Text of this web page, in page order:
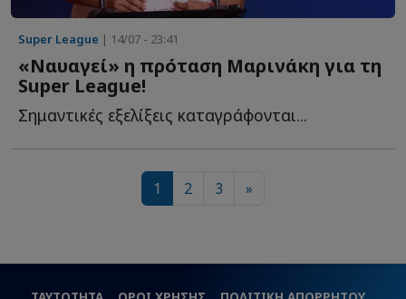
Super League | 14/07 - 23:41
«Ναυαγεί» η πρόταση Μαρινάκη για τη
Super League!
Σημαντικές εξελίξεις καταγράφονται...
1 2 3 »